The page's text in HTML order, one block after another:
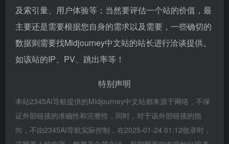
及索引量、用户体验等；当然要评估一个站的价值，最
主要还是需要根据您自身的需求以及需要，一些确切的
数据则需要找Midjourney中文站的站长进行洽谈提供。
如该站的IP、PV、跳出率等！
特别声明
本站2345AI导航提供的Midjourney中文站都来源于网络，不保
证外部链接的准确性和完整性，同时，对于该外部链接的指
向，不由2345AI导航实际控制，在2025-01-24 01:12收录时，